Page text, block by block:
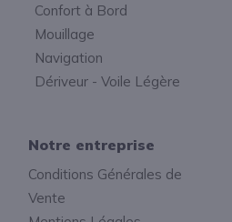
Notre entreprise
Conditions Générales de
Vente
Confort à Bord
Mouillage
Navigation
Dériveur - Voile Légère